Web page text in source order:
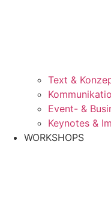
Text &
Event- &
Keynotes &
WORKSHOPS